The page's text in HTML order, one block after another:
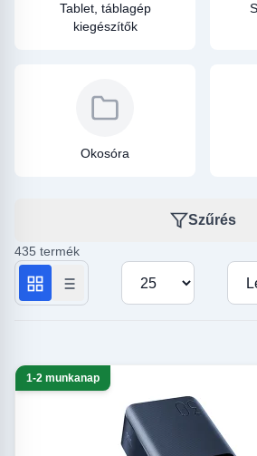
Tablet, táblagép
kiegészítők
Okosóra
Szűrés
435 termék
Termékek száma
1-2 munkanap